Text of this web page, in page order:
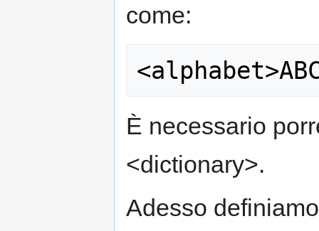
come:
È necessario
<dictionary>.
Adesso